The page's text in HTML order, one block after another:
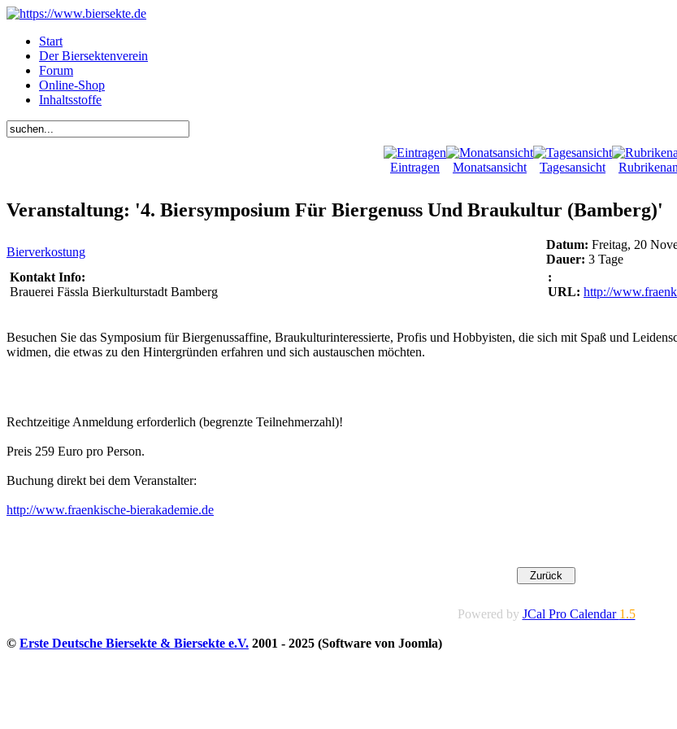
Start
Der Biersektenverein
Forum
Online-Shop
Inhaltsstoffe
Eintragen Monatsansicht Tagesansicht
Veranstaltung: '4. Biersymposium Für Biergenuss Und Braukultur (Bamberg)'
Bierverkostung
Datum: Freitag, 20
Dauer: 3 Tage
Kontakt Info:
Brauerei Fässla Bierkulturstadt Bamberg
:
URL: http://
Besuchen Sie das Symposium für Biergenussaffine, Braukulturinteressierte, Profis und Hobbyisten, die sich mit Spaß und
widmen, die etwas zu den Hintergründen erfahren und sich austauschen möchten.
Rechtzeitige Anmeldung erforderlich (begrenzte Teilnehmerzahl)!
Preis 259 Euro pro Person.
Buchung direkt bei dem Veranstalter:
http://www.fraenkische-bierakademie.de
Powered by JCal Pro Calendar 1.5
© Erste Deutsche Biersekte & Biersekte e.V. 2001 - 2025 (Software von Joomla)